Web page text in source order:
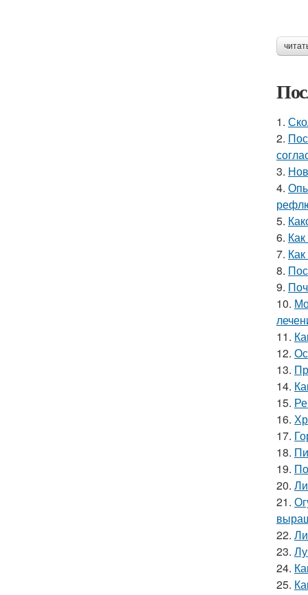
1.
2.
3.
4.
5.
6.
7.
8.
9.
10.
11.
12.
13.
14.
15.
16.
17.
18.
19.
20.
21.
22.
23.
24.
25.